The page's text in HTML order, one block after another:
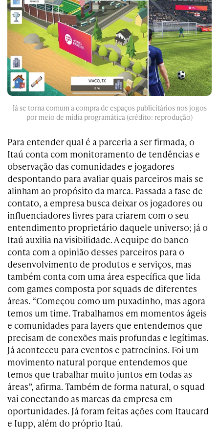
Já se torna comum a compra de espaços publicitários nos jogos
por meio de mídia programática (crédito: reprodução)
Para entender qual é a parceria a ser firmada, o
Itaú conta com monitoramento de tendências e
observação das comunidades e jogadores
despontando para avaliar quais parceiros mais se
alinham ao propósito da marca. Passada a fase de
contato, a empresa busca deixar os jogadores ou
influenciadores livres para criarem com o seu
entendimento proprietário daquele universo; já o
Itaú auxilia na visibilidade. A equipe do banco
conta com a opinião desses parceiros para o
desenvolvimento de produtos e serviços, mas
também conta com uma área específica que lida
com games composta por squads de diferentes
áreas. “Começou como um puxadinho, mas agora
temos um time. Trabalhamos em momentos ágeis
e comunidades para layers que entendemos que
precisam de conexões mais profundas e legítimas.
Já aconteceu para eventos e patrocínios. Foi um
movimento natural porque entendemos que
temos que trabalhar muito juntos em todas as
áreas”, afirma. Também de forma natural, o squad
vai conectando as marcas da empresa em
oportunidades. Já foram feitas ações com Itaucard
e Iupp, além do próprio Itaú.